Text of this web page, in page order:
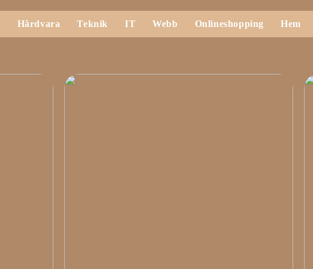
Hårdvara Teknik IT Webb Onlineshopping Hem